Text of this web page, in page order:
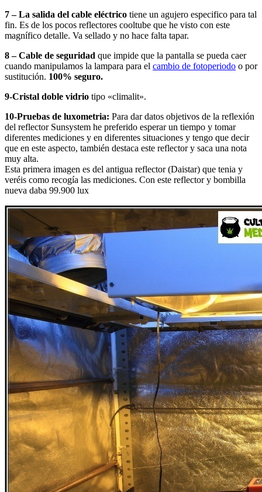
7 – La salida del cable eléctrico tiene un agujero especifico para tal
fin. Es de los pocos reflectores cooltube que he visto con este
magnífico detalle. Va sellado y no hace falta tapar.
8 – Cable de seguridad que impide que la pantalla se pueda caer
cuando manipulamos la lampara para el cambio de fotoperiodo o por
sustitución. 100% seguro.
9-Cristal doble vidrio tipo «climalit».
10-Pruebas de luxometria: Para dar datos objetivos de la reflexión
del reflector Sunsystem he preferido esperar un tiempo y tomar
diferentes mediciones y en diferentes situaciones y tengo que decir
que en este aspecto, también destaca este reflector y saca una nota
muy alta.
Esta primera imagen es del antigua reflector (Daistar) que tenia y
veréis como recogía las mediciones. Con este reflector y bombilla
nueva daba 99.900 lux